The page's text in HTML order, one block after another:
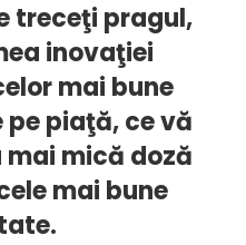
treceţi pragul,
inovaţiei
mai bune
piaţă, ce vă
mică doză
mai bune